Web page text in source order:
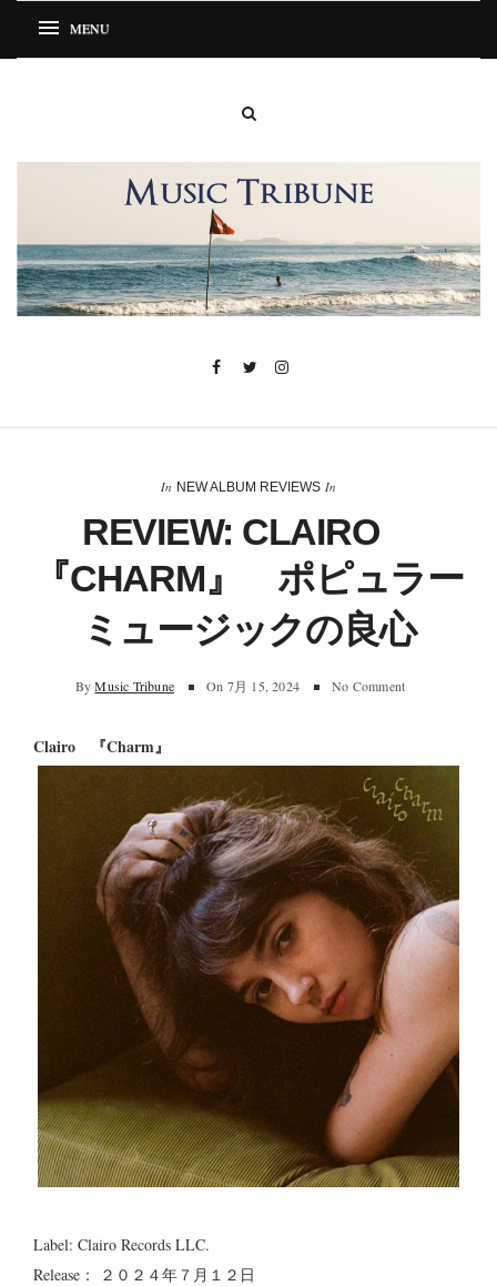
In NEW ALBUM REVIEWS In
REVIEW: CLAIRO
『CHARM』 ポピュラー
ミュージックの良心
By Music Tribune On 7月 15, 2024 No Comment
Clairo 『Charm』
Label: Clairo Records LLC.
Release： ２０２４年７月１２日